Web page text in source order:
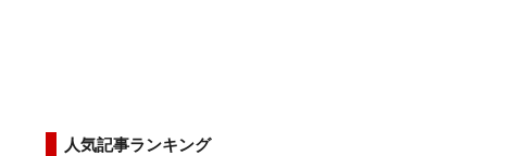
人気記事ランキング